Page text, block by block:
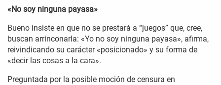
«No soy ninguna payasa»
Bueno insiste en que no se prestará a “juegos” que, cree,
buscan arrinconarla: «Yo no soy ninguna payasa», afirma,
reivindicando su carácter «posicionado» y su forma de
«decir las cosas a la cara».
Preguntada por la posible moción de censura en